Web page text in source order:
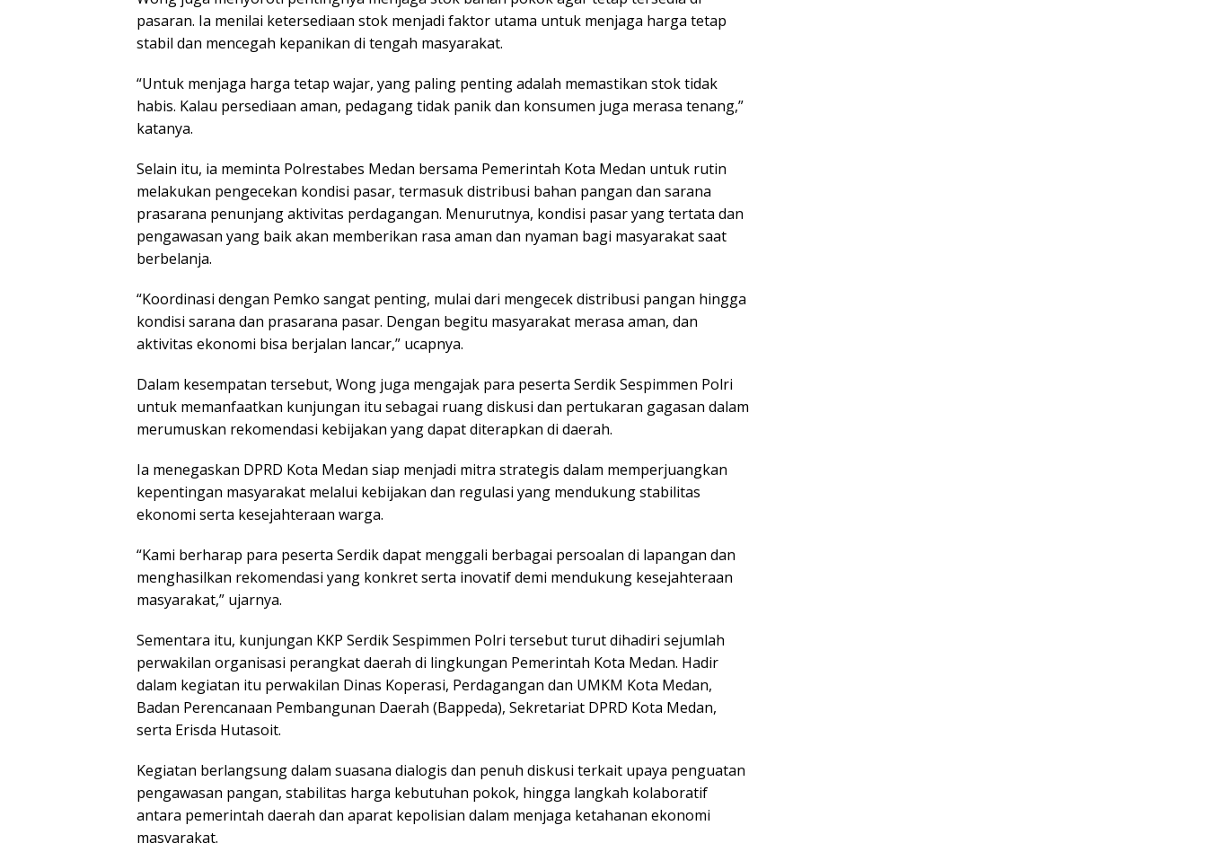
pasaran. Ia menilai ketersediaan stok menjadi faktor utama untuk menjaga harga tetap
stabil dan mencegah kepanikan di tengah masyarakat.
“Untuk menjaga harga tetap wajar, yang paling penting adalah memastikan stok tidak
habis. Kalau persediaan aman, pedagang tidak panik dan konsumen juga merasa tenang,”
katanya.
Selain itu, ia meminta Polrestabes Medan bersama Pemerintah Kota Medan untuk rutin
melakukan pengecekan kondisi pasar, termasuk distribusi bahan pangan dan sarana
prasarana penunjang aktivitas perdagangan. Menurutnya, kondisi pasar yang tertata dan
pengawasan yang baik akan memberikan rasa aman dan nyaman bagi masyarakat saat
berbelanja.
“Koordinasi dengan Pemko sangat penting, mulai dari mengecek distribusi pangan hingga
kondisi sarana dan prasarana pasar. Dengan begitu masyarakat merasa aman, dan
aktivitas ekonomi bisa berjalan lancar,” ucapnya.
Dalam kesempatan tersebut, Wong juga mengajak para peserta Serdik Sespimmen Polri
untuk memanfaatkan kunjungan itu sebagai ruang diskusi dan pertukaran gagasan dalam
merumuskan rekomendasi kebijakan yang dapat diterapkan di daerah.
Ia menegaskan DPRD Kota Medan siap menjadi mitra strategis dalam memperjuangkan
kepentingan masyarakat melalui kebijakan dan regulasi yang mendukung stabilitas
ekonomi serta kesejahteraan warga.
“Kami berharap para peserta Serdik dapat menggali berbagai persoalan di lapangan dan
menghasilkan rekomendasi yang konkret serta inovatif demi mendukung kesejahteraan
masyarakat,” ujarnya.
Sementara itu, kunjungan KKP Serdik Sespimmen Polri tersebut turut dihadiri sejumlah
perwakilan organisasi perangkat daerah di lingkungan Pemerintah Kota Medan. Hadir
dalam kegiatan itu perwakilan Dinas Koperasi, Perdagangan dan UMKM Kota Medan,
Badan Perencanaan Pembangunan Daerah (Bappeda), Sekretariat DPRD Kota Medan,
serta Erisda Hutasoit.
Kegiatan berlangsung dalam suasana dialogis dan penuh diskusi terkait upaya penguatan
pengawasan pangan, stabilitas harga kebutuhan pokok, hingga langkah kolaboratif
antara pemerintah daerah dan aparat kepolisian dalam menjaga ketahanan ekonomi
masyarakat.